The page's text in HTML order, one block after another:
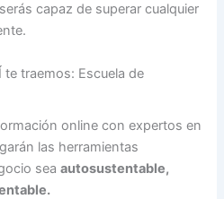
capaz de superar cualquier
te traemos: Escuela de
online con expertos en
las herramientas
seaautosustentable,